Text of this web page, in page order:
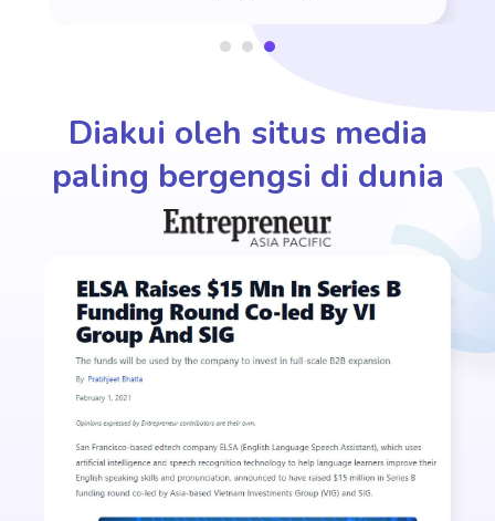
Diakui oleh situs media
paling bergengsi di dunia